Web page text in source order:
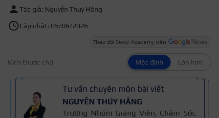
Tác giả: Nguyễn Thuý Hằng
Cập nhật: 05/06/2026
Kích thước chữ Mặc định Lớn hơn
Tư vấn chuyên môn bài viết
NGUYỄN THÚY HẰNG
Trưởng Nhóm Giảng Viên, Chăm Sóc